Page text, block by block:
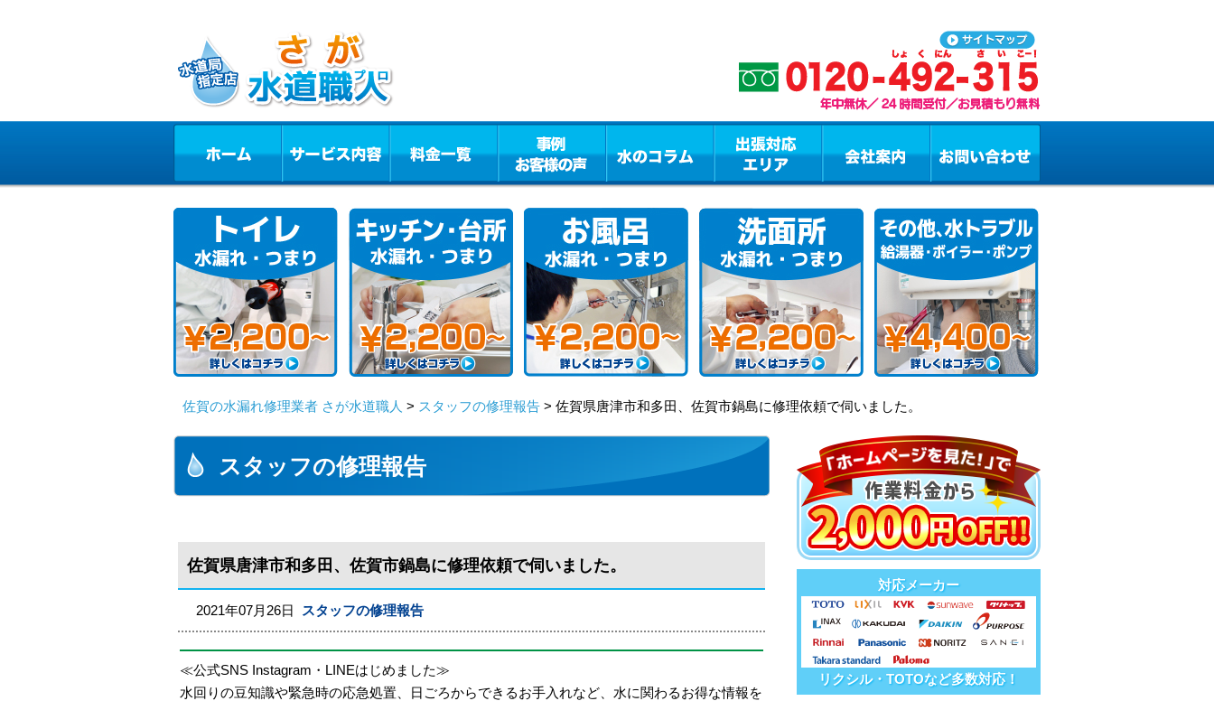
佐賀の水漏れ修理業者 さが水道職人 > スタッフの修理報告 > 佐賀県唐津市和多田、佐賀市鍋島に修理依頼で伺いました。
スタッフの修理報告
佐賀県唐津市和多田、佐賀市鍋島に修理依頼で伺いました。
2021年07月26日 スタッフの修理報告
≪公式SNS Instagram・LINEはじめました≫
水回りの豆知識や緊急時の応急処置、日ごろからできるお手入れなど、水に関わるお得な情報を
対応メーカー
リクシル・TOTOなど多数対応！